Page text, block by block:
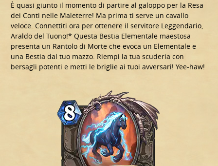
È quasi giunto il momento di partire al galoppo per la Resa
dei Conti nelle Maleterre! Ma prima ti serve un cavallo
veloce. Connettiti ora per ottenere il servitore Leggendario,
Araldo del Tuono!* Questa Bestia Elementale maestosa
presenta un Rantolo di Morte che evoca un Elementale e
una Bestia dal tuo mazzo. Riempi la tua scuderia con
bersagli potenti e metti le briglie ai tuoi avversari! Yee-haw!